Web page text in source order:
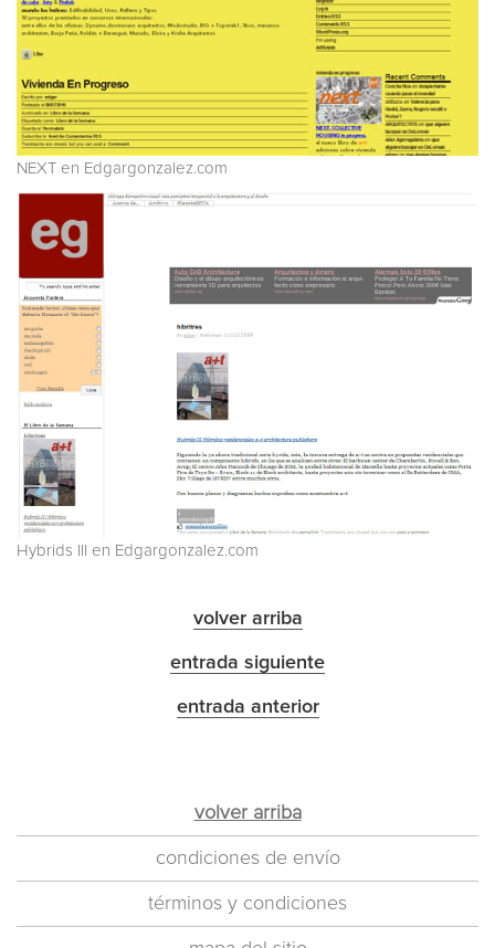
NEXT en Edgargonzalez.com
Hybrids III en Edgargonzalez.com
volver arriba
entrada siguiente
entrada anterior
volver arriba
condiciones de envío
términos y condiciones